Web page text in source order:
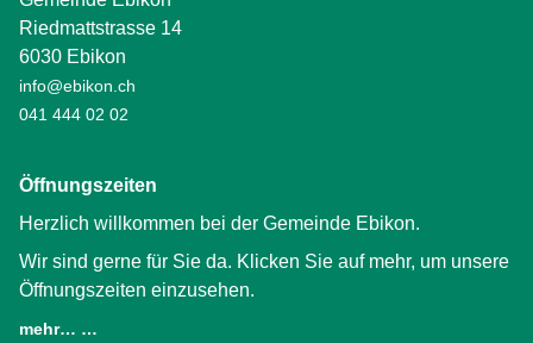
Riedmattstrasse 14
6030 Ebikon
info@ebikon.ch
041 444 02 02
Öffnungszeiten
Herzlich willkommen bei der Gemeinde Ebikon.
Wir sind gerne für Sie da. Klicken Sie auf mehr, um unsere
Öffnungszeiten einzusehen.
mehr… …